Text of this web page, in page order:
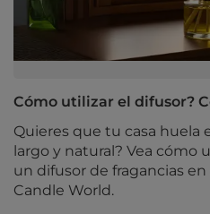
Cómo utilizar el difusor?
Quieres que tu casa huela
largo y natural? Vea cómo
un difusor de fragancias
Candle World.